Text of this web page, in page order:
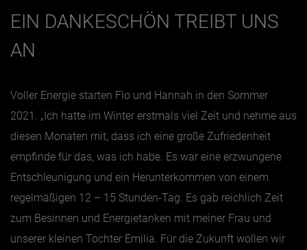
EIN DANKESCHÖN TREIBT UNS
AN
Voller Energie starten Flo und Hannah in den Sommer
2021. „Ich hatte im Winter erstmals viel Zeit und nehme aus
diesen Monaten mit, dass ich eine große Zufriedenheit
empfinde für das, was ich habe. Es war eine erzwungene
Entschleunigung und ein Herunterkommen von einem
regelmäßigen 12 – 15 Stunden-Tag. Es gab reichlich Zeit
zum Besinnen und Energietanken mit meiner Frau und
unserer kleinen Tochter Emilia. Für die Zukunft wollen wir